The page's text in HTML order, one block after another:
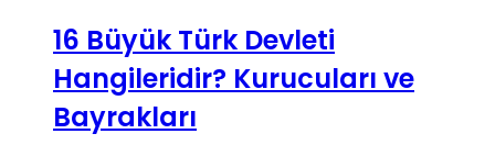
16 Büyük Türk Devleti
Hangileridir? Kurucuları ve
Bayrakları